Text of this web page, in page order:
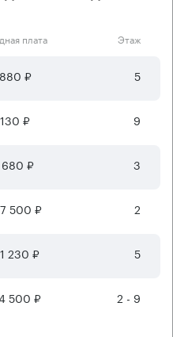
плата Этаж
₽ 5
₽ 9
₽ 3
500 ₽ 2
230 ₽ 5
500 ₽ 2 - 9